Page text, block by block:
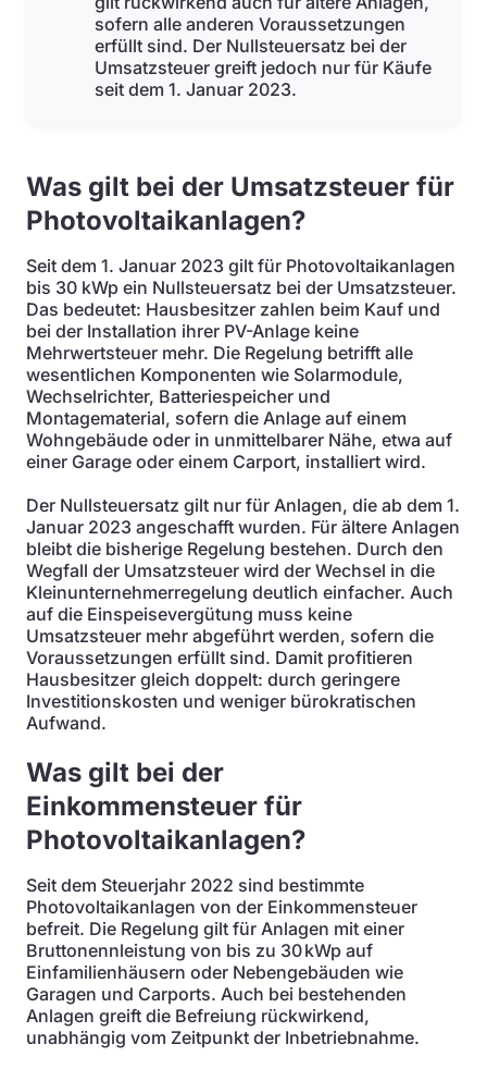
sofern alle anderen Voraussetzungen
erfüllt sind. Der Nullsteuersatz bei der
Umsatzsteuer greift jedoch nur für Käufe
seit dem 1. Januar 2023.
Was gilt bei der Umsatzsteuer für
Photovoltaikanlagen?
Seit dem 1. Januar 2023 gilt für Photovoltaikanlagen
bis 30 kWp ein Nullsteuersatz bei der Umsatzsteuer.
Das bedeutet: Hausbesitzer zahlen beim Kauf und
bei der Installation ihrer PV-Anlage keine
Mehrwertsteuer mehr. Die Regelung betrifft alle
wesentlichen Komponenten wie Solarmodule,
Wechselrichter, Batteriespeicher und
Montagematerial, sofern die Anlage auf einem
Wohngebäude oder in unmittelbarer Nähe, etwa auf
einer Garage oder einem Carport, installiert wird.
Der Nullsteuersatz gilt nur für Anlagen, die ab dem 1.
Januar 2023 angeschafft wurden. Für ältere Anlagen
bleibt die bisherige Regelung bestehen. Durch den
Wegfall der Umsatzsteuer wird der Wechsel in die
Kleinunternehmerregelung deutlich einfacher. Auch
auf die Einspeisevergütung muss keine
Umsatzsteuer mehr abgeführt werden, sofern die
Voraussetzungen erfüllt sind. Damit profitieren
Hausbesitzer gleich doppelt: durch geringere
Investitionskosten und weniger bürokratischen
Aufwand.
Was gilt bei der
Einkommensteuer für
Photovoltaikanlagen?
Seit dem Steuerjahr 2022 sind bestimmte
Photovoltaikanlagen von der Einkommensteuer
befreit. Die Regelung gilt für Anlagen mit einer
Bruttonennleistung von bis zu 30 kWp auf
Einfamilienhäusern oder Nebengebäuden wie
Garagen und Carports. Auch bei bestehenden
Anlagen greift die Befreiung rückwirkend,
unabhängig vom Zeitpunkt der Inbetriebnahme.